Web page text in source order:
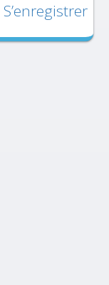
S’enregistrer